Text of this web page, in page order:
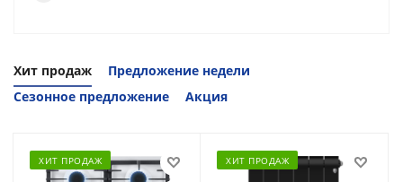
Хит продаж
Предложение недели
Сезонное предложение
Акция
ХИТ ПРОДАЖ ХИТ ПРОДАЖ